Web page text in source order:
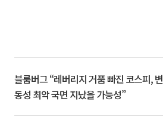
블룸버그 “레버리지 거품 빠진 코스피, 변
동성 최악 국면 지났을 가능성”